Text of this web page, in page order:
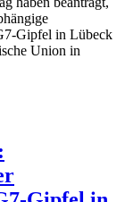
Gipfel in Lübeck
Union in